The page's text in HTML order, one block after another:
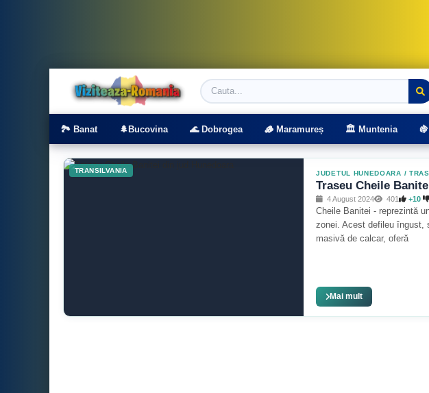
Viziteaza Romania | Obiective Turistice | Trasee montane
🏞️ Banat 🌲Bucovina 🌊 Dobrogea 🪵 Maramureș 🏛️ Muntenia
TRANSILVANIA JUDETUL HUNEDOARA /
Traseu Cheile
4 August 2024 401 +10
Cheile Banitei - reprezintă
zonei. Acest defileu îngust,
masivă de calcar, oferă
Mai mult